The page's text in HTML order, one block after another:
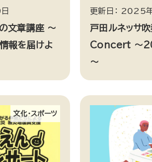
文章講座 ～
報を届けよ
更新日： 2025
戸田ルネッサ
Concert ～
～
文化・スポーツ